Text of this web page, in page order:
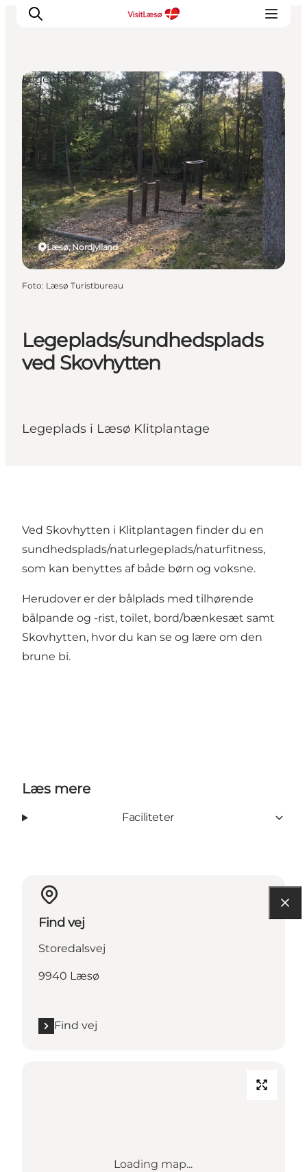
Legeplads/sundhedsplads
ved Skovhytten
Legeplads i Læsø Klitplantage
Læsø, Nordjylland
Legepladser
Foto: Læsø Turistbureau
Ved Skovhytten i Klitplantagen finder du en
sundhedsplads/naturlegeplads/naturfitness,
som kan benyttes af både børn og voksne.
Herudover er der bålplads med tilhørende
bålpande og -rist, toilet, bord/bænkesæt samt
Skovhytten, hvor du kan se og lære om den
brune bi.
Læs mere
Faciliteter
Find vej
Storedalsvej
9940 Læsø
Find vej
Loading map...